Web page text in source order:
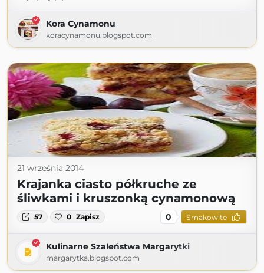
Kora Cynamonu
koracynamonu.blogspot.com
21 września 2014
Krajanka ciasto półkruche ze
śliwkami i kruszonką cynamonową
57 0 Zapisz 0 Smakowite
Kulinarne Szaleństwa Margarytki
margarytka.blogspot.com